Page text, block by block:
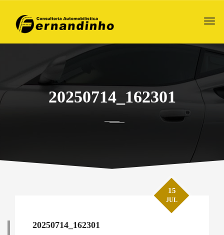
20250714_162301
20250714_162301
15
JUL